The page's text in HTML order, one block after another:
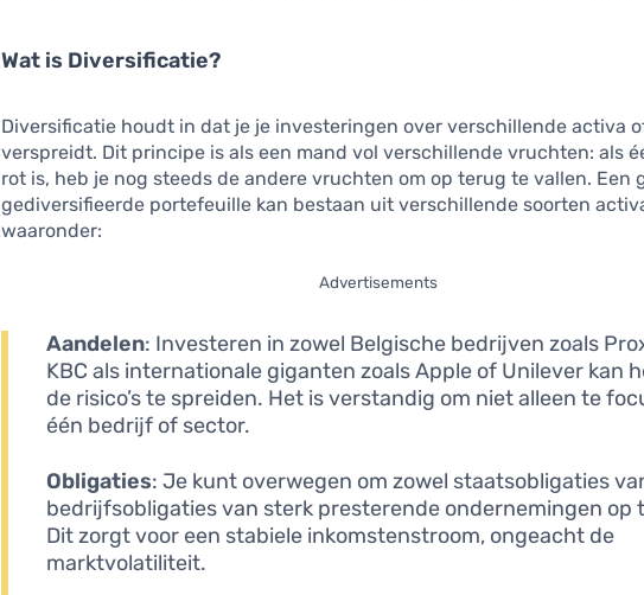
Wat is Diversificatie?
Diversificatie houdt in dat je je investeringen over verschillende activa
verspreidt. Dit principe is als een mand vol verschillende vruchten: als
rot is, heb je nog steeds de andere vruchten om op terug te vallen. Een
gediversifieerde portefeuille kan bestaan uit verschillende soorten
waaronder:
Advertisements
Aandelen: Investeren in zowel Belgische bedrijven zoals
KBC als internationale giganten zoals Apple of Unilever kan
de risico’s te spreiden. Het is verstandig om niet alleen te
één bedrijf of sector.
Obligaties: Je kunt overwegen om zowel staatsobligaties
bedrijfsobligaties van sterk presterende ondernemingen op
Dit zorgt voor een stabiele inkomstenstroom, ongeacht de
marktvolatiliteit.